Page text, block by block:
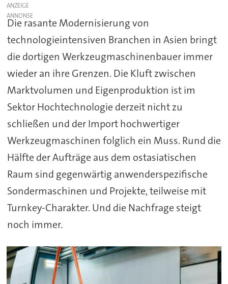
ANZEIGE
Die rasante Modernisierung von
technologieintensiven Branchen in Asien bringt
die dortigen Werkzeugmaschinenbauer immer
wieder an ihre Grenzen. Die Kluft zwischen
Marktvolumen und Eigenproduktion ist im
Sektor Hochtechnologie derzeit nicht zu
schließen und der Import hochwertiger
Werkzeugmaschinen folglich ein Muss. Rund die
Hälfte der Aufträge aus dem ostasiatischen
Raum sind gegenwärtig anwenderspezifische
Sondermaschinen und Projekte, teilweise mit
Turnkey-Charakter. Und die Nachfrage steigt
noch immer.